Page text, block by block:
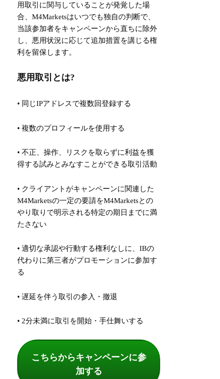
用取引に関与していることが発覚した場
合、M4Marketsはいつでも独自の判断で、
当該参加者をキャンペーンから直ちに除外
し、悪用状況に応じて追加措置を講じる権
利を留保します。
悪用取引とは?
• 同じIPアドレスで複数回登録する
• 複数のプロフィールを使用する
• 不正、操作、リスクを取らずに利益を獲
得する試みとみなすことができる取引活動
• クライアントがキャンペーンに関連した
M4Marketsの一定の要請をM4Marketsとの
やり取りで明示される特定の期日までに満
たさない
• 適切な承認や行動する権利なしに、IBの
代わりに第三者がプロモーションに参加す
る
• 遅延を伴う取引の参入・撤退
• 2分未満に取引を開始・手仕舞いする
こちらからキャンペーンに参
加する